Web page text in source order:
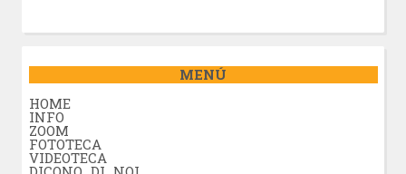
MENÚ
HOME
INFO
ZOOM
FOTOTECA
VIDEOTECA